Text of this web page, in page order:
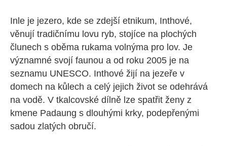
Inle je jezero, kde se zdejší etnikum, Inthové,
věnují tradičnímu lovu ryb, stojíce na plochých
člunech s oběma rukama volnýma pro lov. Je
významné svojí faunou a od roku 2005 je na
seznamu UNESCO. Inthové žijí na jezeře v
domech na kůlech a celý jejich život se odehrává
na vodě. V tkalcovské dílně lze spatřit ženy z
kmene Padaung s dlouhými krky, podepřenými
sadou zlatých obručí.